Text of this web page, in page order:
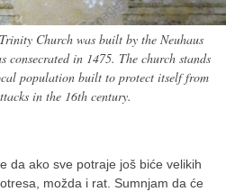
Church was built by the Neuhaus
consecrated in 1475. The church stands
population built to protect itself from
in the 16th century.
da ako sve potraje još biće velikih
možda i rat. Sumnjam da će